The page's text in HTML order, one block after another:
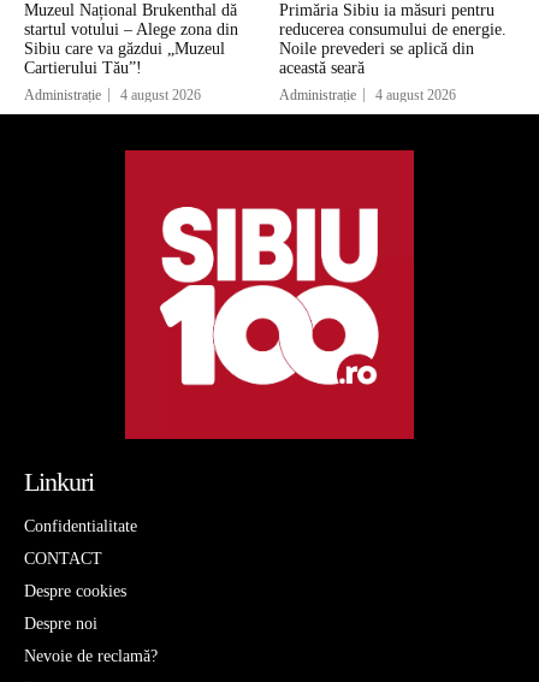
Muzeul Național Brukenthal dă
startul votului – Alege zona din
Sibiu care va găzdui „Muzeul
Cartierului Tău”!
Administrație 4 august 2026
Primăria Sibiu ia măsuri pentru
reducerea consumului de energie.
Noile prevederi se aplică din
această seară
Administrație 4 august 2026
Linkuri
Confidentialitate
CONTACT
Despre cookies
Despre noi
Nevoie de reclamă?